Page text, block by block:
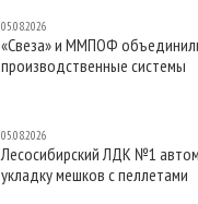
05.08.2026
«Свеза» и ММПОФ
производственные системы
05.08.2026
Лесосибирский ЛДК №1
укладку мешков с пеллетами